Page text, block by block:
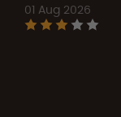
01 Aug 2026